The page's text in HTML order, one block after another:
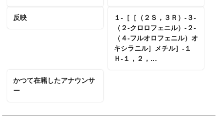
反映
１‐［［（２Ｓ，３Ｒ）‐３‐
（２‐クロロフェニル）‐２‐
（４‐フルオロフェニル）オ
キシラニル］メチル］‐１
Ｈ‐１，２，…
かつて在籍したアナウンサ
ー